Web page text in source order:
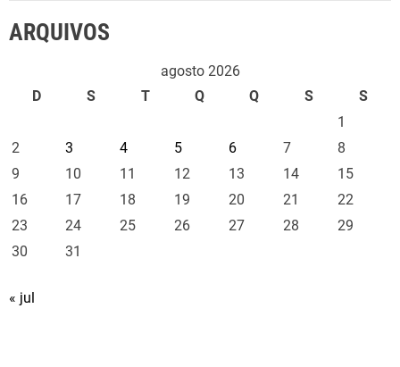
ARQUIVOS
agosto 2026
D
S T Q Q S
S
1
2
3 4 5 6 7
8
9
10 11 12 13 14
15
16
17 18 19 20 21
22
23
24 25 26 27 28
29
30
31
« jul